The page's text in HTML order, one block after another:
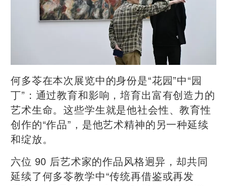
何多苓在本次展览中的身份是“花园”中“园
丁”：通过教育和影响，培育出富有创造力的
艺术生命。这些学生就是他社会性、教育性
创作的“作品”，是他艺术精神的另一种延续
和绽放。
六位 90 后艺术家的作品风格迥异，却共同
延续了何多苓教学中“传统再借鉴或再发